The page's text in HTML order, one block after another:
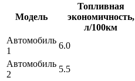
Модель
Топливная
экономичность,
л/100км
Автомобиль
1
6.0
Автомобиль
2
5.5